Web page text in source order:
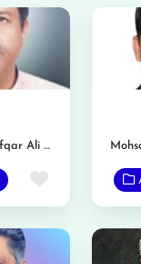
Major (R) Zulifqar Ali Gondal
Favorite